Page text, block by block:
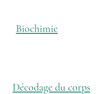
Biochimie
Décodage du corps